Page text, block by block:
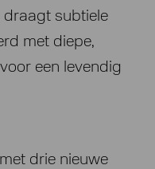
draagt subtiele
met diepe,
een levendig
drie nieuwe